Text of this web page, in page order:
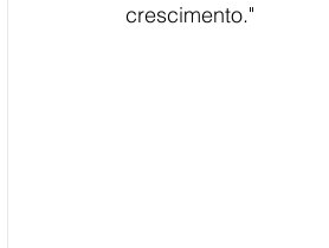
crescimento."